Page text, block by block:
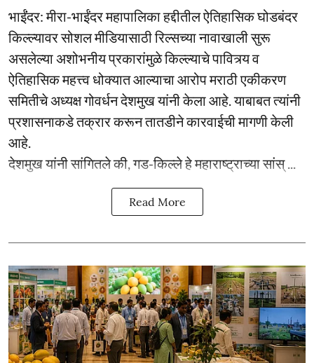
भाईंंदर: मीरा-भाईंदर महापालिका हद्दीतील ऐतिहासिक घोडबंदर
किल्ल्यावर सोशल मीडियासाठी रिल्सच्या नावाखाली सुरू
असलेल्या अशोभनीय प्रकारांमुळे किल्ल्याचे पावित्र्य व
ऐतिहासिक महत्त्व धोक्यात आल्याचा आरोप मराठी एकीकरण
समितीचे अध्यक्ष गोवर्धन देशमुख यांनी केला आहे. याबाबत त्यांनी
प्रशासनाकडे तक्रार करून तातडीने कारवाईची मागणी केली
आहे.
देशमुख यांनी सांगितले की, गड-किल्ले हे महाराष्ट्राच्या सांस् ...
Read More